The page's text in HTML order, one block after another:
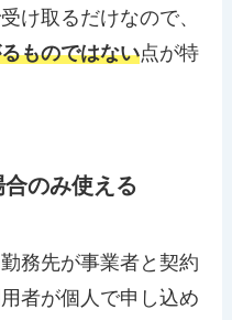
け取るだけなので、
ものではない点が特
のみ使える
務先が事業者と契約
者が個人で申し込め